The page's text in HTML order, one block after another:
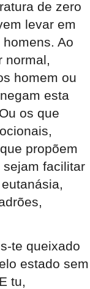
de zero
levar em
Ao
homem ou
esta
os que
propõem
facilitar
te queixado
estado sem
tu,